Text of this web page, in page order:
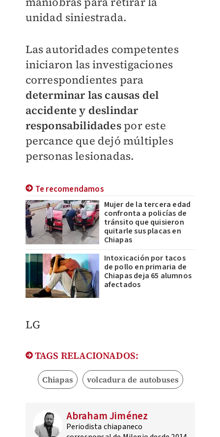
unidad siniestrada.
Las autoridades competentes
iniciaron las investigaciones
correspondientes para
determinar las causas del
accidente y deslindar
responsabilidades por este
percance que dejó múltiples
personas lesionadas.
Te recomendamos
Mujer de la tercera edad
confronta a policías de
tránsito que quisieron
quitarle sus placas en
Chiapas
Intoxicación por tacos
de pollo en primaria de
Chiapas deja 65 alumnos
afectados
LG
TAGS RELACIONADOS:
Chiapas volcadura de autobuses
Abraham Jiménez
Periodista chiapaneco